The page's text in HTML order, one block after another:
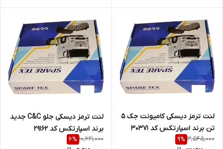
لنت ترمز دیسکی کامیونت جک 5
تن برند اسپارتکس کد 30371
3,545,000
9%
لنت ترمز دیسکی جلو C&C جدید
برند اسپارتکس کد 29162
10,621,000
6%